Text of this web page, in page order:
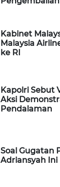
Kabinet
Malaysia
ke RI
Kapolri Sebut
Aksi
Pendalaman
Soal Gugatan
Adriansyah Ini